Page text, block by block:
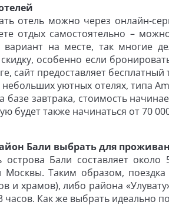
отель можно через онлайн-
отдых самостоятельно –
вариант на месте, так многие
особенно если
сайт предоставляет
небольших уютных отелях, типа
базе завтрака, стоимость
будет также начинаться от 70
Бали выбрать для
острова Бали составляет
Москвы. Таким образом,
и храмов), либо района
часов. Как же выбрать идеально